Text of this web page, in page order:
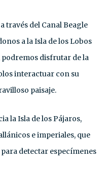
través del Canal Beagle
a la Isla de los Lobos
podremos disfrutar de la
interactuar con su
paisaje.
la Isla de los Pájaros,
e imperiales, que
detectar especímenes